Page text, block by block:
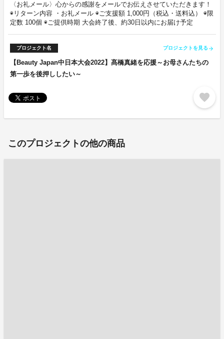
〈お礼メール〉心からの感謝をメールでお伝えさせていただきます！
◉リターン内容 ・お礼メール ◉ご支援額 1,000円（税込・送料込） ◉限
定数 100個 ◉ご提供時期 大会終了後、約30日以内にお届け予定
プロジェクト名 プロジェクトを見る arrow_forward
【Beauty Japan中日本大会2022】髙橋真緒を応援～お母さんたちの
第一歩を後押ししたい～
favorite
このプロジェクトの他の商品